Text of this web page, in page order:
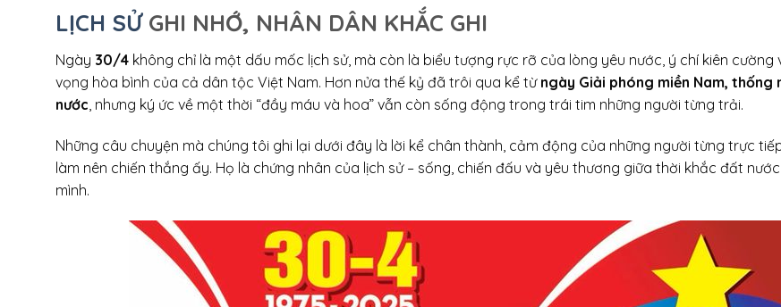
LỊCH SỬGHI NHỚ, NHÂN DÂN KHẮC GHI
Ngày 30/4 không chỉ là một dấu mốc lịch sử, mà còn là biểu tượng rực rỡ của lòng yêu nước, ý chí kiên cường
vọng hòa bình của cả dân tộc Việt Nam. Hơn nửa thế kỷ đã trôi qua kể từ ngày Giải phóng miền Nam, thống
nước, nhưng ký ức về một thời “đầy máu và hoa” vẫn còn sống động trong trái tim những người từng trải.
Những câu chuyện mà chúng tôi ghi lại dưới đây là lời kể chân thành, cảm động của những người từng trực
làm nên chiến thắng ấy. Họ là chứng nhân của lịch sử – sống, chiến đấu và yêu thương giữa thời khắc đất
mình.